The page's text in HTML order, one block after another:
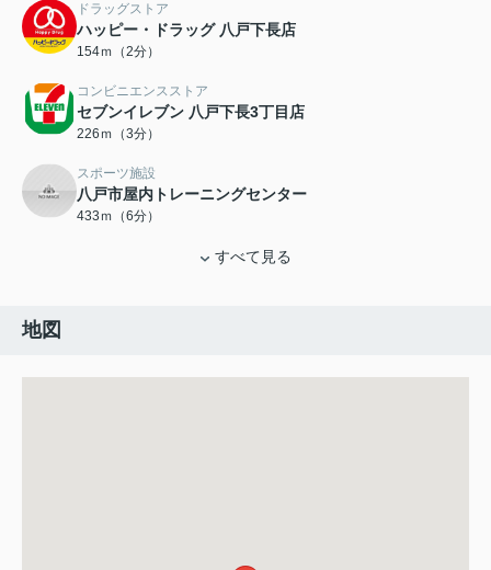
ドラッグストア
ハッピー・ドラッグ 八戸下長店
154ｍ（2分）
コンビニエンスストア
セブンイレブン 八戸下長3丁目店
226ｍ（3分）
スポーツ施設
八戸市屋内トレーニングセンター
433ｍ（6分）
すべて見る
地図